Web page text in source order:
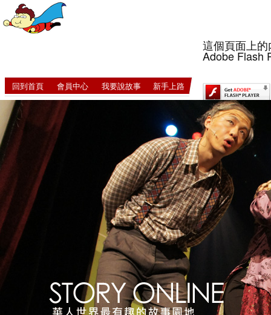
這個頁面上
Adobe Flash
回到首頁 會員中心 我要說故事 新手上路